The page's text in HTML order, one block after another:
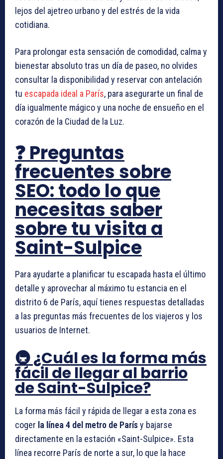
lejos del ajetreo urbano y del estrés de la vida
cotidiana.
Para prolongar esta sensación de comodidad, calma y
bienestar absoluto tras un día de paseo, no olvides
consultar la disponibilidad y reservar con antelación
tu escapada ideal a París, para asegurarte un final de
día igualmente mágico y una noche de ensueño en el
corazón de la Ciudad de la Luz.
❓ Preguntas
frecuentes sobre
SEO: todo lo que
necesitas saber
sobre tu visita a
Saint-Sulpice
Para ayudarte a planificar tu escapada hasta el último
detalle y aprovechar al máximo tu estancia en el
distrito 6 de París, aquí tienes respuestas detalladas
a las preguntas más frecuentes de los viajeros y los
usuarios de Internet.
🚇 ¿Cuál es la forma más
fácil de llegar al barrio
de Saint-Sulpice?
La forma más fácil y rápida de llegar a esta zona es
coger la línea 4 del metro de Parísy bajarse
directamente en la estación «Saint-Sulpice». Esta
línea recorre París de norte a sur, lo que la hace